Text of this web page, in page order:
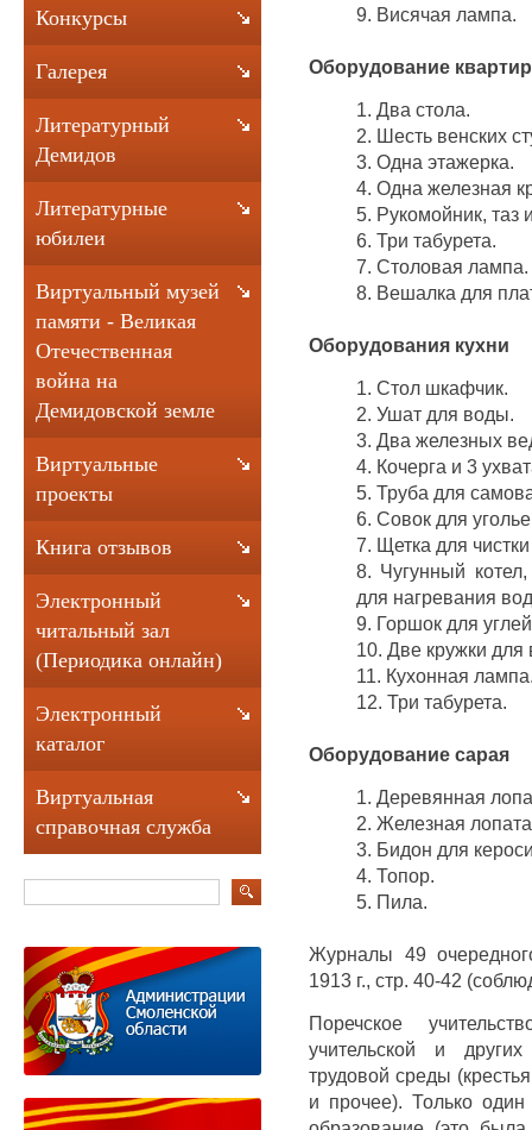
9. Висячая лампа.
Оборудование
1. Два стола.
2. Шесть венских
3. Одна этажерка.
4. Одна железная
5. Рукомойник, таз
6. Три табурета.
7. Столовая лампа.
8. Вешалка для
Оборудования кухни
1. Стол шкафчик.
2. Ушат для воды.
3. Два железных
4. Кочерга и 3
5. Труба для
6. Совок для
7. Щетка для чистки
8. Чугунный
для нагревания
9. Горшок для
10. Две кружки для
11. Кухонная
12. Три табурета.
Оборудование сарая
1. Деревянная
2. Железная
3. Бидон для
4. Топор.
5. Пила.
Журналы 49
1913 г., стр. 40-42
Поречское
учительской и
трудовой среды
и прочее). Только
Конкурсы
Галерея
Литературный
Демидов
Литературные
юбилеи
Виртуальный музей
памяти - Великая
Отечественная
война на
Демидовской земле
Виртуальные
проекты
Книга отзывов
Электронный
читальный зал
(Периодика онлайн)
Электронный
каталог
Виртуальная
справочная служба